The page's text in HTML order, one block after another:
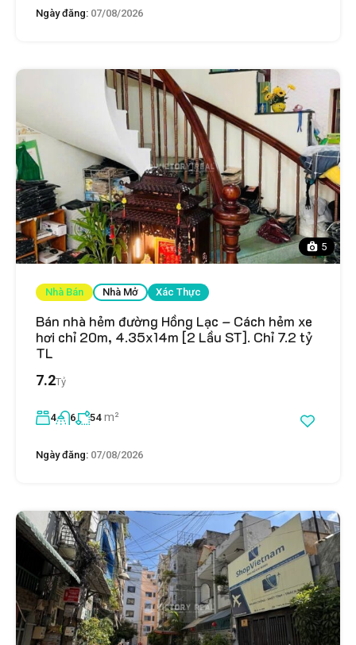
Ngày đăng: 07/08/2026
5
Nhà Bán Nhà Mở Xác Thực
Bán nhà hẻm đường Hồng Lạc – Cách hẻm xe
hơi chỉ 20m, 4.35x14m [2 Lầu ST]. Chỉ 7.2 tỷ
TL
7.2Tỷ
4 6 54 m²
Ngày đăng: 07/08/2026